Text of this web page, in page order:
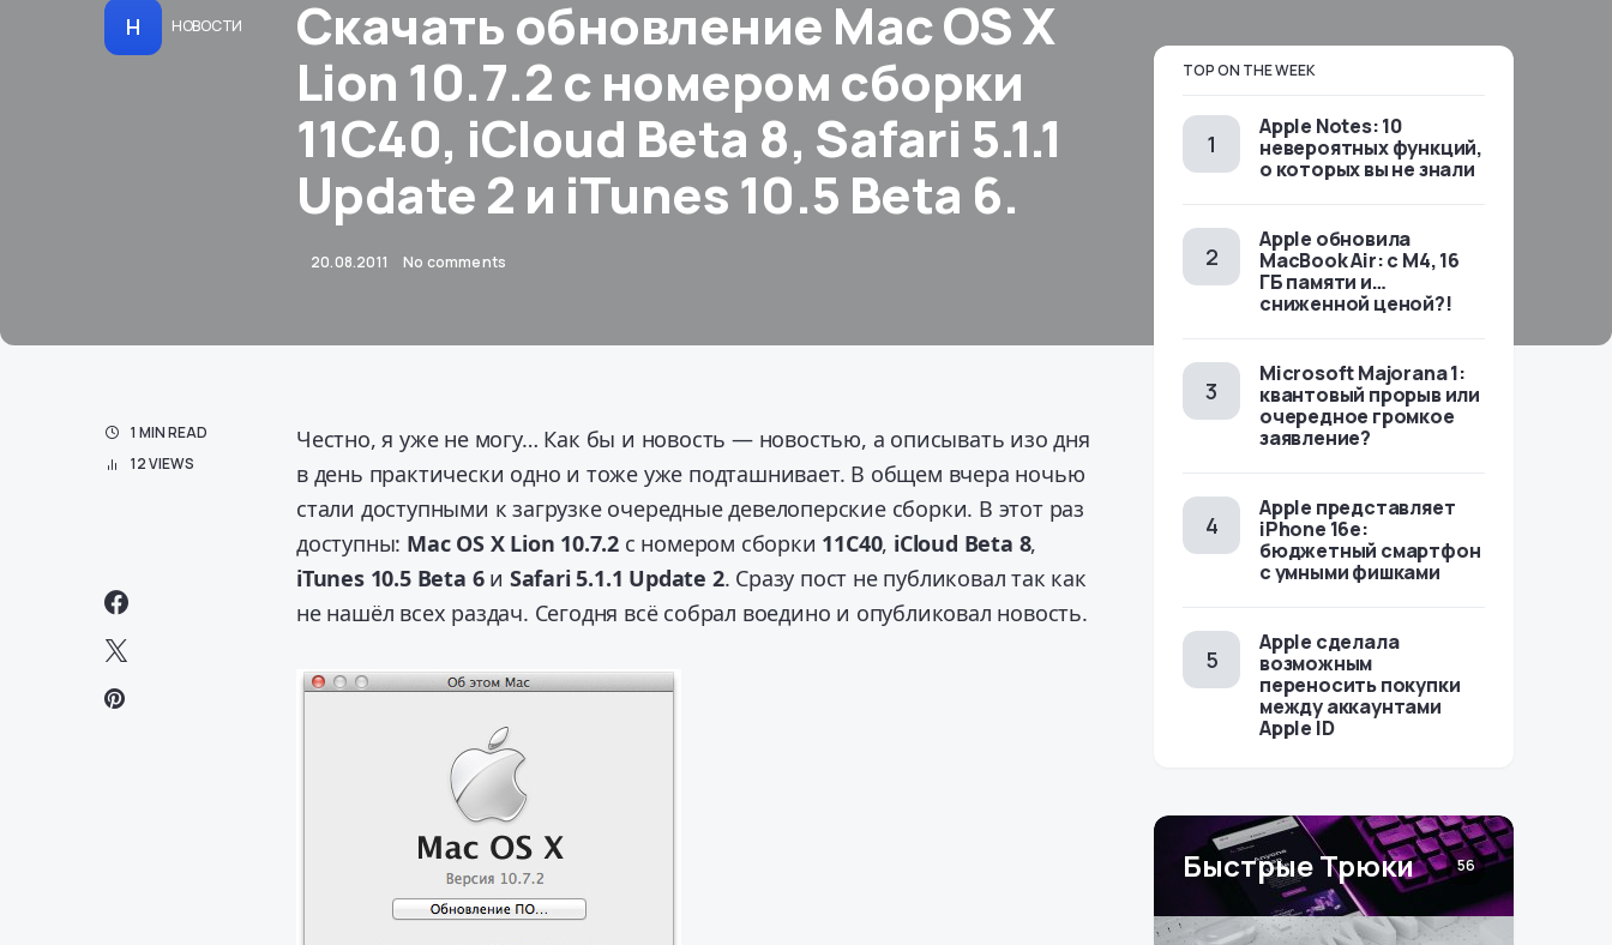
Н НОВОСТИ
Скачать обновление Mac OS X
Lion 10.7.2 с номером сборки
11С40, iCloud Beta 8, Safari 5.1.1
Update 2 и iTunes 10.5 Beta 6.
20.08.2011 No comments
1 MIN READ
12 VIEWS
Честно, я уже не могу… Как бы и новость — новостью, а описывать изо дня
в день практически одно и тоже уже подташнивает. В общем вчера ночью
стали доступными к загрузке очередные девелоперские сборки. В этот раз
доступны: Mac OS X Lion 10.7.2 с номером сборки 11C40, iCloud Beta 8,
iTunes 10.5 Beta 6и Safari 5.1.1 Update 2. Сразу пост не публиковал так как
не нашёл всех раздач. Сегодня всё собрал воедино и опубликовал новость.
TOP ON THE WEEK
Apple Notes: 10
невероятных функций,
о которых вы не знали
Apple обновила
MacBook Air: с M4, 16
ГБ памяти и…
сниженной ценой?!
Microsoft Majorana 1:
квантовый прорыв или
очередное громкое
заявление?
Apple представляет
iPhone 16e:
бюджетный смартфон
с умными фишками
Apple сделала
возможным
переносить покупки
между аккаунтами
Apple ID
Быстрые Трюки 56